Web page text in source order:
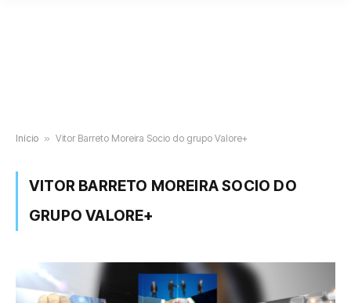
Início » Vitor Barreto Moreira Socio do grupo Valore+
VITOR BARRETO MOREIRA SOCIO DO
GRUPO VALORE+